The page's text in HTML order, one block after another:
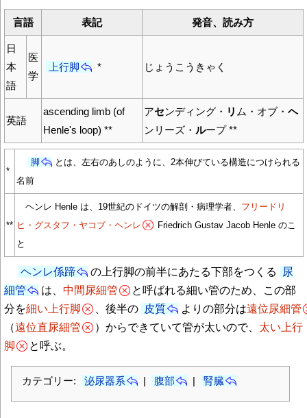
言語 表記 発音、読み方
日
本
語
医
学
上行脚 * じょうこうきゃく
英語
ascending limb (of
Henle's loop) **
アセンディング・ リ ム・オブ・ ヘ
ンリーズ・ ループ **
*
脚
とは、左右のあしのように、2本伸びている構造につけられる
名前
**
ヘンレ Henle は、19世紀のドイツの解剖・病理学者、 フリードリ
ヒ・グスタフ・ヤコブ・ヘンレ
Friedrich Gustav Jacob Henle のこ
と
ヘンレ係蹄 の上行脚の前半にあたる下部をつくる
尿
細管
は、 中間尿細管
と呼ばれる細い管のため、この部
分を細い上行脚 、後半の 皮質 よりの部分は遠位尿細管
（遠位直尿細管 ）からできていて管が太いので、 太い上行
脚
と呼ぶ。
カテゴリー: 泌尿器系 | 腹部 | 腎臓